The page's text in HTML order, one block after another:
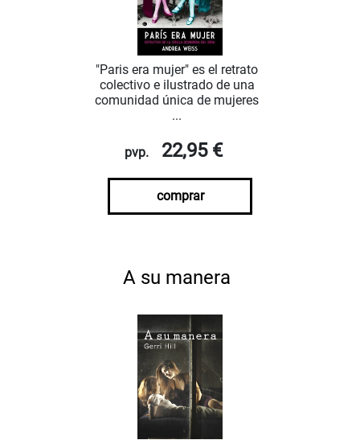
"Paris era mujer" es el retrato
colectivo e ilustrado de una
comunidad única de mujeres
...
pvp. 22,95 €
comprar
A su manera